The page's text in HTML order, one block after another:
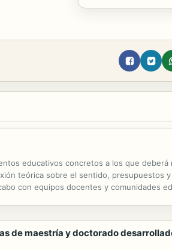
educativos concretos a los que
teórica sobre el sentido, presupuestos
con equipos docentes y comunidades
de maestría y doctorado